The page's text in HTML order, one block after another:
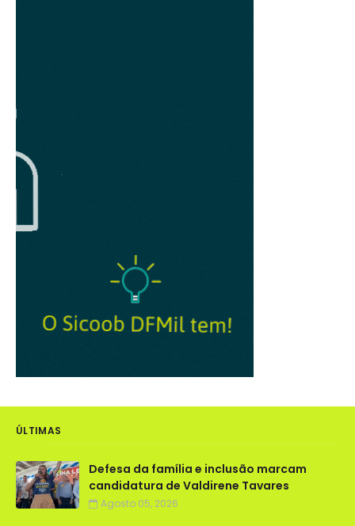
ÚLTIMAS
Defesa da família e inclusão marcam
candidatura de Valdirene Tavares
Agosto 05, 2026